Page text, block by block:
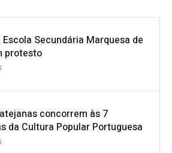
Escola Secundária Marquesa de
protesto
concorrem às 7
da Cultura Popular Portuguesa